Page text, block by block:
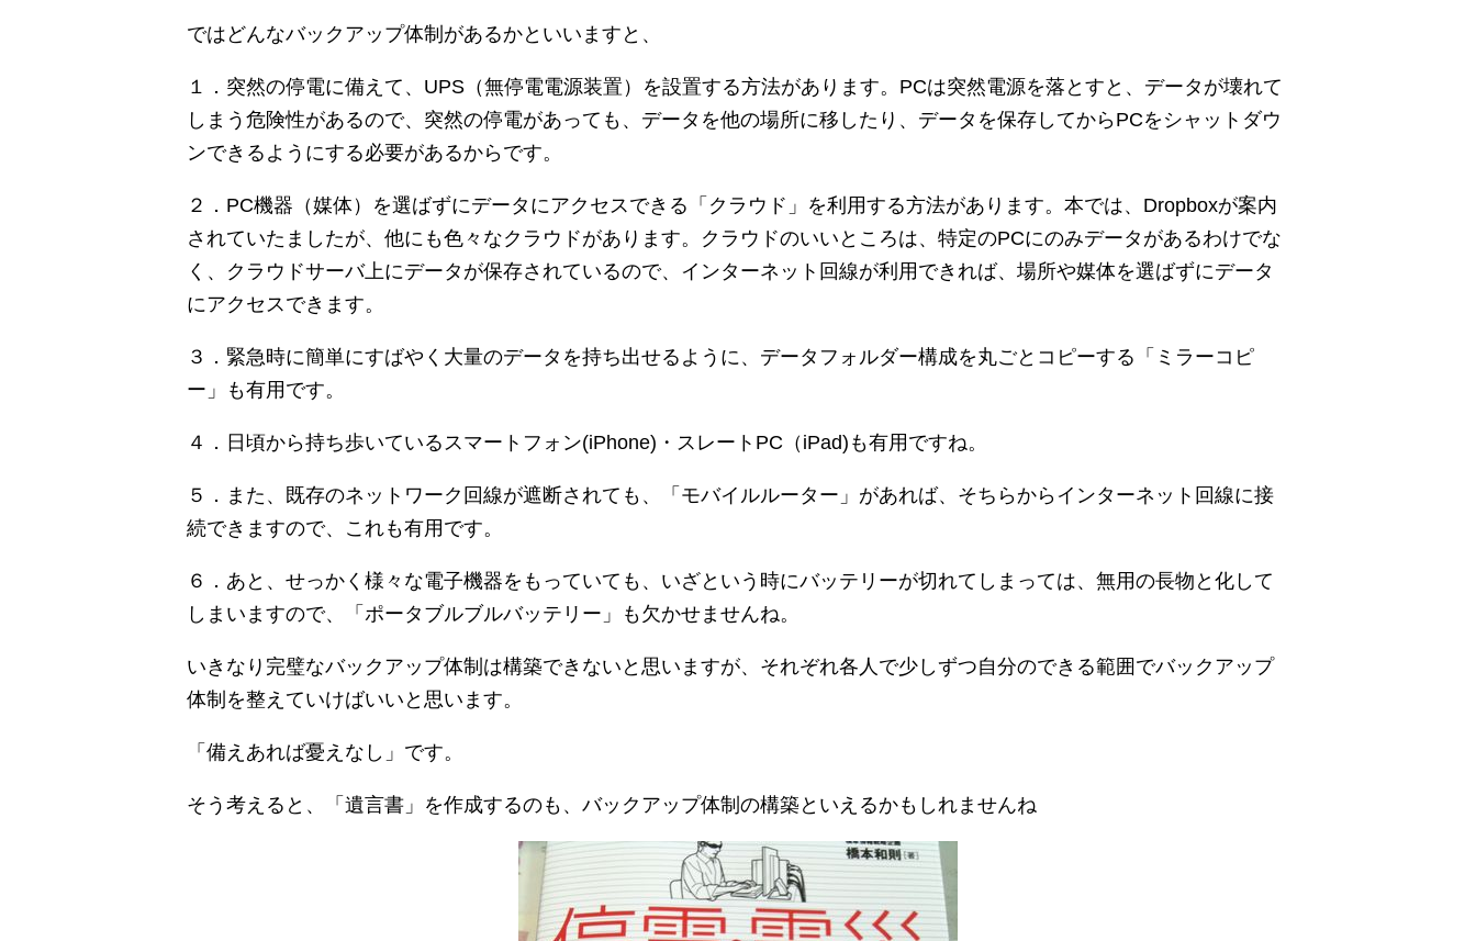
ではどんなバックアップ体制があるかといいますと、
１．突然の停電に備えて、UPS（無停電電源装置）を設置する方法があります。PCは突然電源を落とすと、データが壊れて
しまう危険性があるので、突然の停電があっても、データを他の場所に移したり、データを保存してからPCをシャットダウ
ンできるようにする必要があるからです。
２．PC機器（媒体）を選ばずにデータにアクセスできる「クラウド」を利用する方法があります。本では、Dropboxが案内
されていたましたが、他にも色々なクラウドがあります。クラウドのいいところは、特定のPCにのみデータがあるわけでな
く、クラウドサーバ上にデータが保存されているので、インターネット回線が利用できれば、場所や媒体を選ばずにデータ
にアクセスできます。
３．緊急時に簡単にすばやく大量のデータを持ち出せるように、データフォルダー構成を丸ごとコピーする「ミラーコピ
ー」も有用です。
４．日頃から持ち歩いているスマートフォン(iPhone)・スレートPC（iPad)も有用ですね。
５．また、既存のネットワーク回線が遮断されても、「モバイルルーター」があれば、そちらからインターネット回線に接
続できますので、これも有用です。
６．あと、せっかく様々な電子機器をもっていても、いざという時にバッテリーが切れてしまっては、無用の長物と化して
しまいますので、「ポータブルブルバッテリー」も欠かせませんね。
いきなり完璧なバックアップ体制は構築できないと思いますが、それぞれ各人で少しずつ自分のできる範囲でバックアップ
体制を整えていけばいいと思います。
「備えあれば憂えなし」です。
そう考えると、「遺言書」を作成するのも、バックアップ体制の構築といえるかもしれませんね